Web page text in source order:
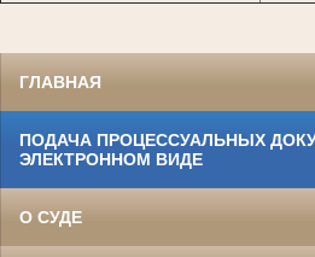
ГЛАВНАЯ
ПОДАЧА ПРОЦЕССУАЛЬНЫХ
ЭЛЕКТРОННОМ ВИДЕ
О СУДЕ